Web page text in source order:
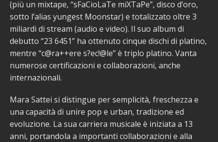
(più un mixtape, “sFaCioLaTe miXTaPe”, disco d’oro,
sotto l’alias yungest Moonstar) e totalizzato oltre 3
miliardi di stream (audio e video). Il suo album di
debutto “23 6451” ha ottenuto cinque dischi di platino,
mentre “c@ra++ere s?ec!@le” è triplo platino. Vanta
numerose certificazioni e collaborazioni, anche
internazionali.
Mara Sattei si distingue per semplicità, freschezza e
una capacità di unire pop e urban, tradizione ed
evoluzione. La sua carriera musicale è iniziata a 13
anni, portandola a importanti collaborazioni e alla